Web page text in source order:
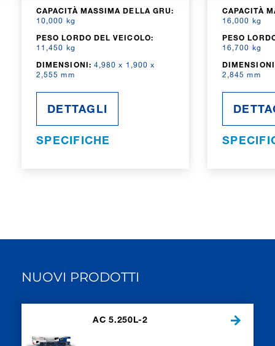
CAPACITÀ MASSIMA DELLA GRU:
10,000 kg
PESO LORDO DEL VEICOLO:
11,450 kg
DIMENSIONI: 4,980 x 1,900 x
2,555 mm
DETTAGLI
SPECIFICHE
CAPACITÀ
16,000 kg
PESO
16,700 kg
2,845 mm
NUOVI PRODOTTI
AC 5.250L-2